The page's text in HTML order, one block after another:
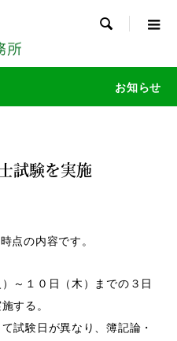

お知らせ
試験を実施
点の内容です。
～１０日（木）までの３日
施する。
試験日が異なり、簿記論・